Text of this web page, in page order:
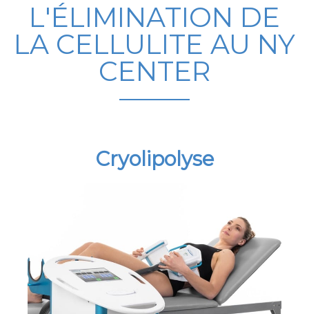
L'ÉLIMINATION DE
LA CELLULITE AU NY
CENTER
Cryolipolyse